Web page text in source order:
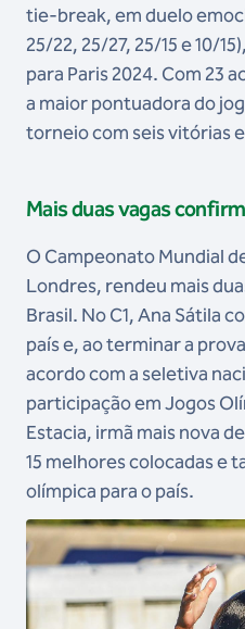
tie-break, em duelo
25/22, 25/27, 25/15 e 10/
para Paris 2024. Com 23
a maior pontuadora do
torneio com seis vitórias
Mais duas vagas
O Campeonato Mundial
Londres, rendeu mais
Brasil. No C1, Ana Sátila
país e, ao terminar a
acordo com a seletiva
participação em Jogos
Estacia, irmã mais nova
15 melhores colocadas e
olímpica para o país.